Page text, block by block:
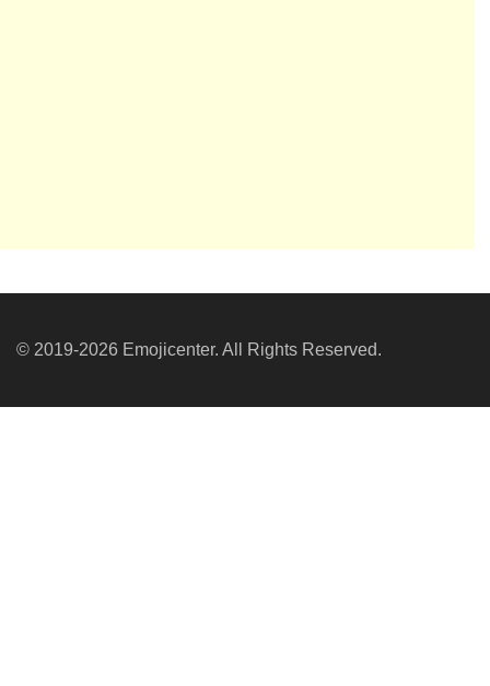
© 2019-2026 Emojicenter. All Rights Reserved.